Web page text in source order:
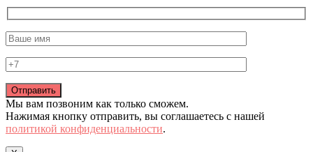
Мы вам позвоним как только сможем.
Нажимая кнопку отправить, вы соглашаетесь с нашей
политикой конфиденциальности.